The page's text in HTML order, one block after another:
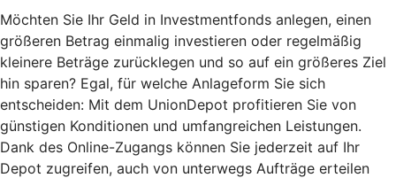
Möchten Sie Ihr Geld in Investmentfonds anlegen, einen
größeren Betrag einmalig investieren oder regelmäßig
kleinere Beträge zurücklegen und so auf ein größeres Ziel
hin sparen? Egal, für welche Anlageform Sie sich
entscheiden: Mit dem UnionDepot profitieren Sie von
günstigen Konditionen und umfangreichen Leistungen.
Dank des Online-Zugangs können Sie jederzeit auf Ihr
Depot zugreifen, auch von unterwegs Aufträge erteilen